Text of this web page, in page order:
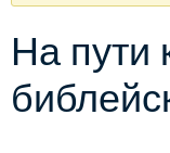
На пути